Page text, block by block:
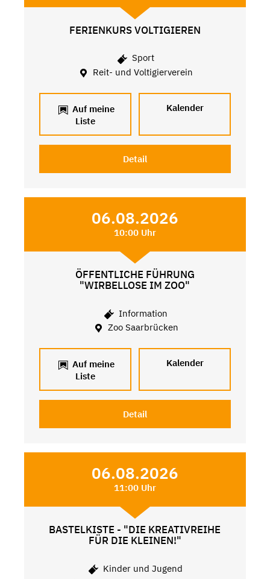
FERIENKURS VOLTIGIEREN
Sport
Reit- und Voltigierverein
Auf meine
Liste
Kalender
Detail
06.08.2026
10:00 Uhr
ÖFFENTLICHE FÜHRUNG
"WIRBELLOSE IM ZOO"
Information
Zoo Saarbrücken
Auf meine
Liste
Kalender
Detail
06.08.2026
11:00 Uhr
BASTELKISTE - "DIE KREATIVREIHE
FÜR DIE KLEINEN!"
Kinder und Jugend